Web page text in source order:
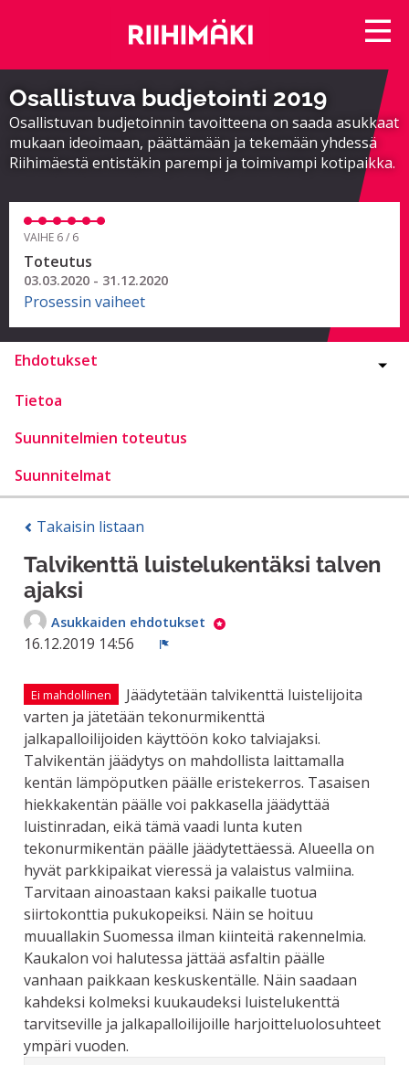
Osallistuva budjetointi 2019
Osallistuvan budjetoinnin tavoitteena on saada asukkaat
mukaan ideoimaan, päättämään ja tekemään yhdessä
Riihimäestä entistäkin parempi ja toimivampi kotipaikka.
VAIHE 6 / 6
Toteutus
03.03.2020 - 31.12.2020
Prosessin vaiheet
Ehdotukset
Tietoa
Suunnitelmien toteutus
Suunnitelmat
Takaisin listaan
Talvikenttä luistelukentäksi talven
ajaksi
Asukkaiden ehdotukset
16.12.2019 14:56
Ei mahdollinen
Jäädytetään talvikenttä luistelijoita
varten ja jätetään tekonurmikenttä
jalkapalloilijoiden käyttöön koko talviajaksi.
Talvikentän jäädytys on mahdollista laittamalla
kentän lämpöputken päälle eristekerros. Tasaisen
hiekkakentän päälle voi pakkasella jäädyttää
luistinradan, eikä tämä vaadi lunta kuten
tekonurmikentän päälle jäädytettäessä. Alueella on
hyvät parkkipaikat vieressä ja valaistus valmiina.
Tarvitaan ainoastaan kaksi paikalle tuotua
siirtokonttia pukukopeiksi. Näin se hoituu
muuallakin Suomessa ilman kiinteitä rakennelmia.
Kaukalon voi halutessa jättää asfaltin päälle
vanhaan paikkaan keskuskentälle. Näin saadaan
kahdeksi kolmeksi kuukaudeksi luistelukenttä
tarvitseville ja jalkapalloilijoille harjoitteluolosuhteet
ympäri vuoden.